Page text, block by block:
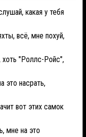
какая у тебя
всё, мне похуй,
хоть "Роллс-Ройс",
это насрать,
вот этих самок
мне на это